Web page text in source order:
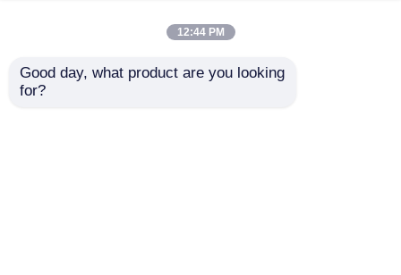
12:44 PM
Good day, what product are you looking
for?